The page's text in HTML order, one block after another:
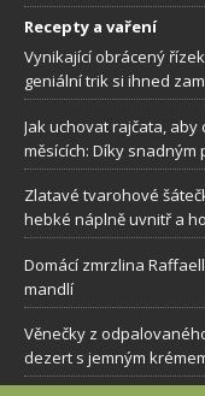
Recepty a vaření
Vynikající obrácený
geniální trik si ihned
Jak uchovat rajčata,
měsících: Díky
Zlatavé tvarohové
hebké náplně uvnitř a
Domácí zmrzlina
mandlí
Věnečky z
dezert s jemným